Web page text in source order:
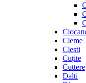
Cleme
Clesti
Cuțite
Cuttere
Dalti